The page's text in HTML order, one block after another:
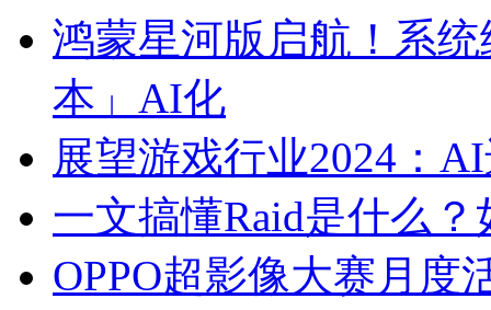
鸿蒙星河版启航！系
本」AI化
展望游戏行业2024：
一文搞懂Raid是什么
OPPO超影像大赛月度